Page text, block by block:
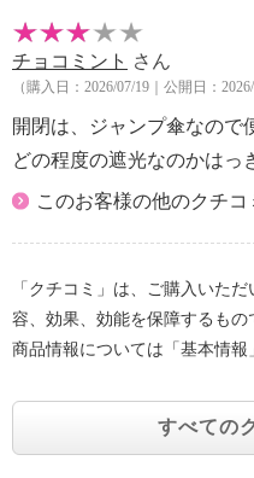
チョコミント さん
（購入日：2026/07/19｜公開日：2026/
開閉は、ジャンプ傘なので
どの程度の遮光なのかはっ
このお客様の他のクチコ
「クチコミ」は、ご購入いた
容、効果、効能を保障するもの
商品情報については「基本情報
すべての